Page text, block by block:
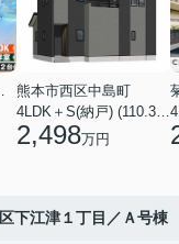
広崎
熊本市西区中島町
4LDK＋S(納戸) (110.37㎡)
2,498万円
下江津１丁目／Ａ号棟